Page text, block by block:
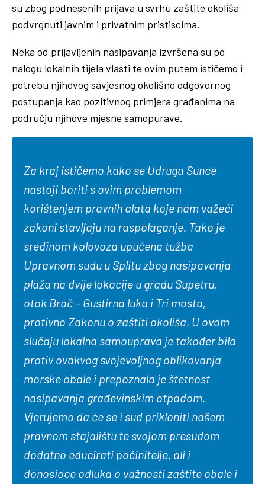
su zbog podnesenih prijava u svrhu zaštite okoliša
podvrgnuti javnim i privatnim pristiscima.
Neka od prijavljenih nasipavanja izvršena su po
nalogu lokalnih tijela vlasti te ovim putem ističemo i
potrebu njihovog savjesnog okolišno odgovornog
postupanja kao pozitivnog primjera građanima na
području njihove mjesne samopurave.
Za kraj ističemo kako se Udruga Sunce
nastoji boriti s ovim problemom
korištenjem pravnih alata koje nam važeći
zakoni stavljaju na raspolaganje. Tako je
sredinom kolovoza upućena tužba
Upravnom sudu u Splitu zbog nasipavanja
plaža na dvije lokacije u gradu Supetru,
otok Brač – Gustirna luka i Tri mosta,
protivno Zakonu o zaštiti okoliša. U ovom
slučaju lokalna samouprava je također bila
protiv ovakvog svojevoljnog oblikovanja
morske obale i prepoznala je štetnost
nasipavanja građevinskim otpadom.
Vjerujemo da će se i sud prikloniti našem
pravnom stajalištu te svojom presudom
dodatno educirati počinitelje, ali i
donosioce odluka o važnosti zaštite obale i